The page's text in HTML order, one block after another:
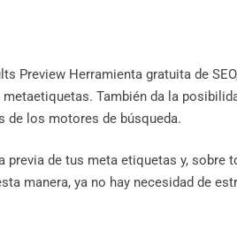
Preview Herramienta gratuita de
También da la
de los motores de búsqueda.
previa de tus meta etiquetas y, sobre
manera, ya no hay necesidad de